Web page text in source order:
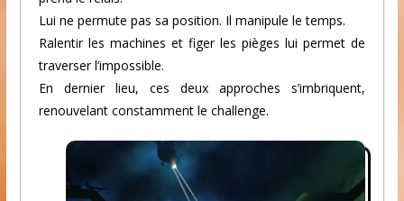
Lui ne permute pas sa position. Il manipule le temps.
Ralentir les machines et figer les pièges lui permet de
traverser l’impossible.
En dernier lieu, ces deux approches s’imbriquent,
renouvelant constamment le challenge.